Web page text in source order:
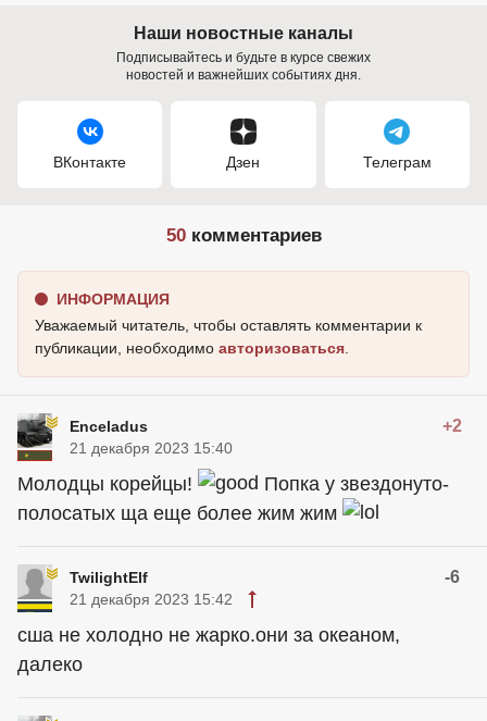
Наши новостные каналы
Подписывайтесь и будьте в курсе свежих
новостей и важнейших событиях дня.
ВКонтакте Дзен Телеграм
50комментариев
ИНФОРМАЦИЯ
Уважаемый читатель, чтобы оставлять комментарии к
публикации, необходимо авторизоваться.
Enceladus +2
21 декабря 2023 15:40
Молодцы корейцы!
Попка у звездонуто-
полосатых ща еще более жим жим
TwilightElf -6
21 декабря 2023 15:42
сша не холодно не жарко.они за океаном,
далеко